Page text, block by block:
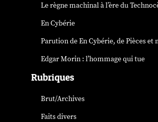
Le règne machinal à l’ère du
En Cybérie
Parution deEn Cybérie, de Pièces et
Edgar Morin : l’hommage qui tue
Rubriques
Brut/Archives
Faits divers